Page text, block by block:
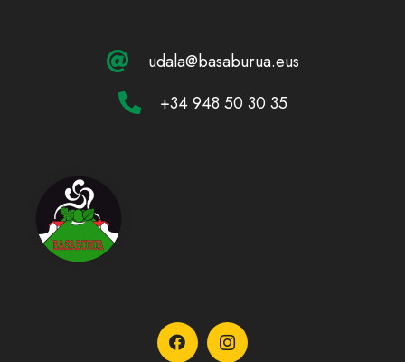
udala@basaburua.eus
+34 948 50 30 35